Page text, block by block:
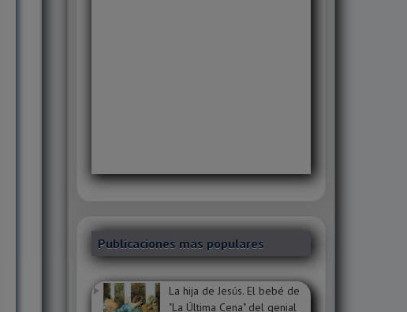
Publicaciones mas populares
La hija de Jesús. El bebé de
"La Última Cena" del genial